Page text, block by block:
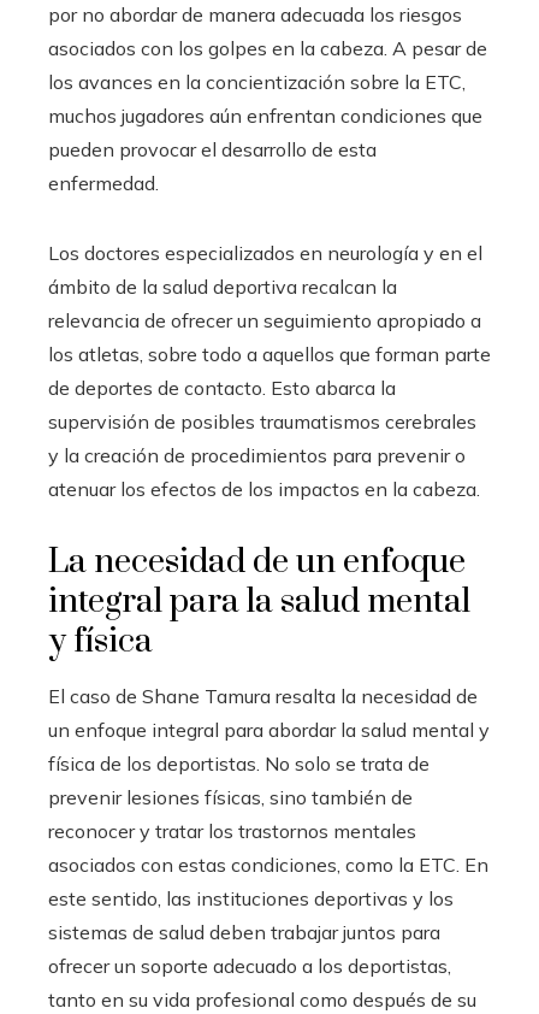
por no abordar de manera adecuada los riesgos
asociados con los golpes en la cabeza. A pesar de
los avances en la concientización sobre la ETC,
muchos jugadores aún enfrentan condiciones que
pueden provocar el desarrollo de esta
enfermedad.
Los doctores especializados en neurología y en el
ámbito de la salud deportiva recalcan la
relevancia de ofrecer un seguimiento apropiado a
los atletas, sobre todo a aquellos que forman parte
de deportes de contacto. Esto abarca la
supervisión de posibles traumatismos cerebrales
y la creación de procedimientos para prevenir o
atenuar los efectos de los impactos en la cabeza.
La necesidad de un enfoque
integral para la salud mental
y física
El caso de Shane Tamura resalta la necesidad de
un enfoque integral para abordar la salud mental y
física de los deportistas. No solo se trata de
prevenir lesiones físicas, sino también de
reconocer y tratar los trastornos mentales
asociados con estas condiciones, como la ETC. En
este sentido, las instituciones deportivas y los
sistemas de salud deben trabajar juntos para
ofrecer un soporte adecuado a los deportistas,
tanto en su vida profesional como después de su